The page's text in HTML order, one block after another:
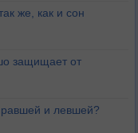
же, как и сон
защищает от
и левшей?